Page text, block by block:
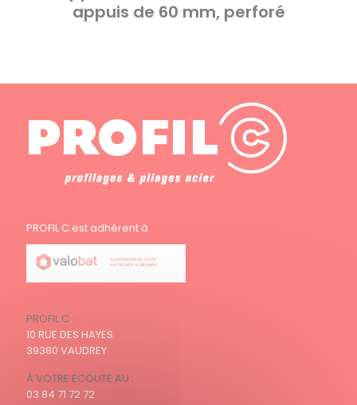
appuis de 60 mm, perforé
PROFIL C est adhérent à
PROFIL C :
10 RUE DES HAYES
39380 VAUDREY
À VOTRE ECOUTE AU :
03 84 71 72 72